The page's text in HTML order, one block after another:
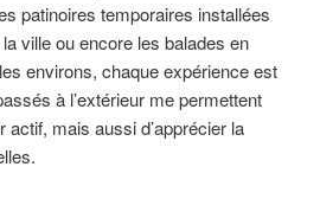
patinoires temporaires installées
ville ou encore les balades en
environs, chaque expérience est
à l’extérieur me permettent
actif, mais aussi d’apprécier la